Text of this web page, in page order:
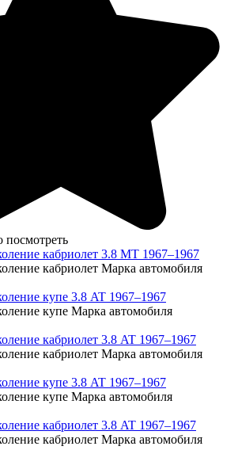
посмотреть
кабриолет 3.8 MT 1967–1967
кабриолет Марка автомобиля
купе 3.8 AT 1967–1967
купе Марка автомобиля
кабриолет 3.8 AT 1967–1967
кабриолет Марка автомобиля
купе 3.8 AT 1967–1967
купе Марка автомобиля
кабриолет 3.8 AT 1967–1967
кабриолет Марка автомобиля